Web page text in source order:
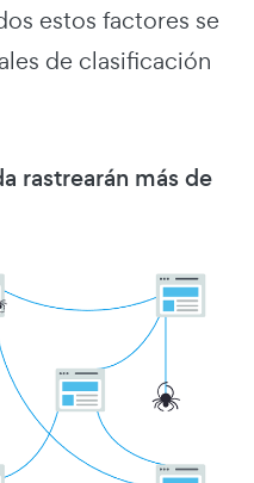
estos factores se
de clasificación
rastrearán más de